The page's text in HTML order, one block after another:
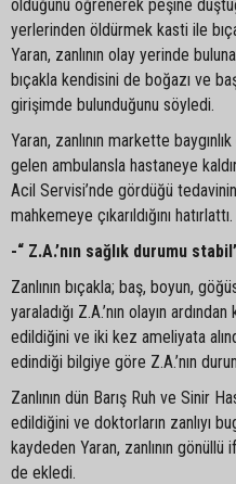
olduğunu öğrenerek peşine
yerlerinden öldürmek kasti ile
Yaran, zanlının olay yerinde
bıçakla kendisini de boğazı ve
girişimde bulunduğunu söyledi.
Yaran, zanlının markette
gelen ambulansla hastaneye
Acil Servisi’nde gördüğü
mahkemeye çıkarıldığını hatırlattı.
-“ Z.A.’nın sağlık durumu
Zanlının bıçakla; baş, boyun,
yaraladığı Z.A.’nın olayın
edildiğini ve iki kez ameliyata
edindiği bilgiye göre Z.A.’nın
Zanlının dün Barış Ruh ve Sinir
edildiğini ve doktorların zanlıyı
kaydeden Yaran, zanlının
de ekledi.